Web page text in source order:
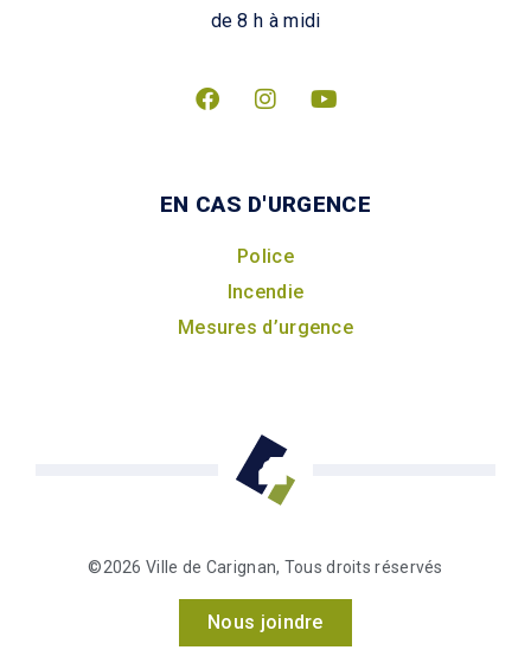
de 8 h à midi
EN CAS D'URGENCE
Police
Incendie
Mesures d’urgence
©2026 Ville de Carignan, Tous droits réservés
Nous joindre